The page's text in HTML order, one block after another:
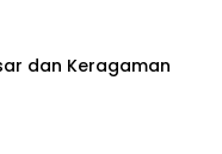
dan Keragaman